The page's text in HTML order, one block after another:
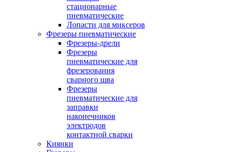
стационарные
пневматические
Лопасти для миксеров
Фрезеры пневматические
Фрезеры-дрели
Фрезеры
пневматические для
фрезерования
сварного шва
Фрезеры
пневматические для
заправки
наконечников
электродов
контактной сварки
Киянки